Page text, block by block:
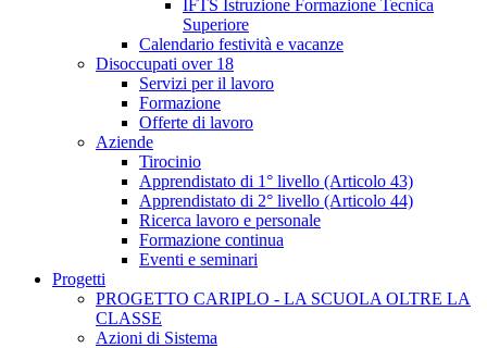
IFTS Istruzione Formazione Tecnica
Superiore
Calendario festività e vacanze
Disoccupati over 18
Servizi per il lavoro
Formazione
Offerte di lavoro
Aziende
Tirocinio
Apprendistato di 1° livello (Articolo 43)
Apprendistato di 2° livello (Articolo 44)
Ricerca lavoro e personale
Formazione continua
Eventi e seminari
Progetti
PROGETTO CARIPLO - LA SCUOLA OLTRE LA
CLASSE
Azioni di Sistema